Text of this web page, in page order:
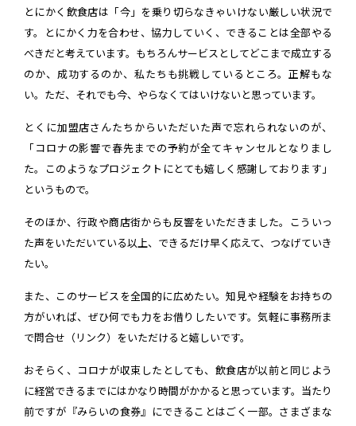
とにかく飲食店は「今」を乗り切らなきゃいけない厳しい状況で
す。とにかく力を合わせ、協力していく、できることは全部やる
べきだと考えています。もちろんサービスとしてどこまで成立する
のか、成功するのか、私たちも挑戦しているところ。正解もな
い。ただ、それでも今、やらなくてはいけないと思っています。
とくに加盟店さんたちからいただいた声で忘れられないのが、
「コロナの影響で春先までの予約が全てキャンセルとなりまし
た。このようなプロジェクトにとても嬉しく感謝しております」
というもので。
そのほか、行政や商店街からも反響をいただきました。こういっ
た声をいただいている以上、できるだけ早く応えて、つなげていき
たい。
また、このサービスを全国的に広めたい。知見や経験をお持ちの
方がいれば、ぜひ何でも力をお借りしたいです。気軽に事務所ま
で問合せ（リンク）をいただけると嬉しいです。
おそらく、コロナが収束したとしても、飲食店が以前と同じよう
に経営できるまでにはかなり時間がかかると思っています。当たり
前ですが『みらいの食券』にできることはごく一部。さまざまな